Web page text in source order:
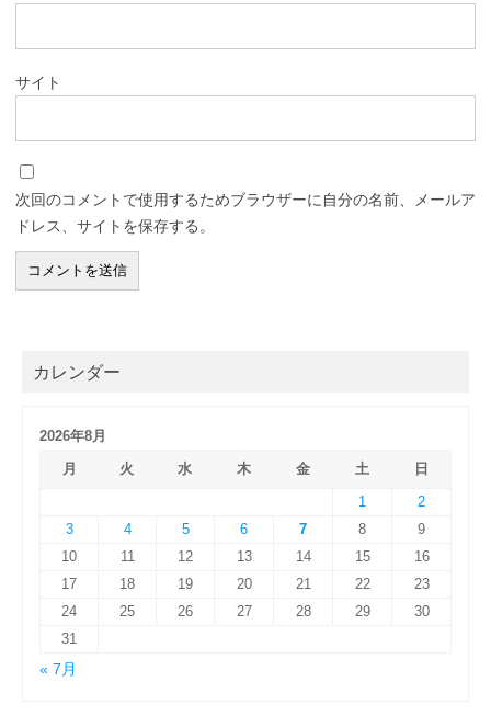
サイト
次回のコメントで使用するためブラウザーに自分の名前、メールア
ドレス、サイトを保存する。
カレンダー
2026年8月
月
火 水 木 金 土
日
1
2
3
4 5 6 7 8
9
10
11 12 13 14 15
16
17
18 19 20 21 22
23
24
25 26 27 28 29
30
31
« 7月